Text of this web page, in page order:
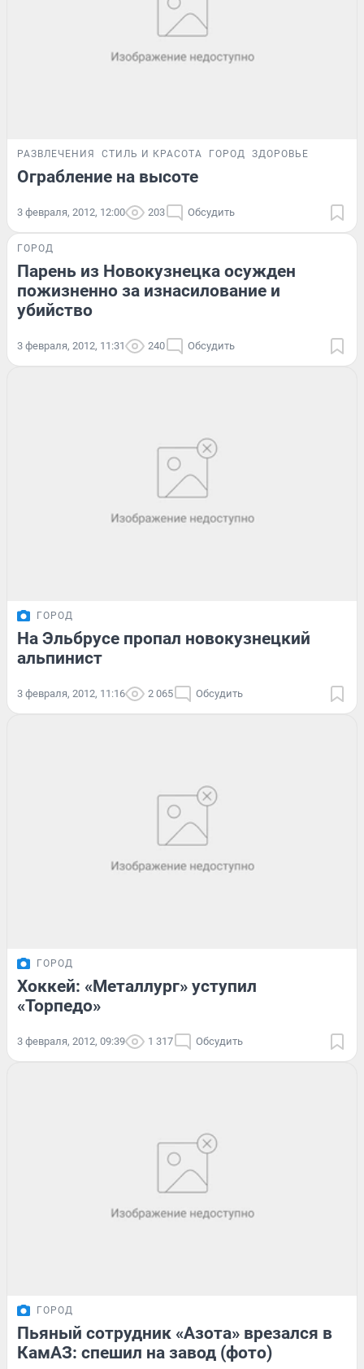
РАЗВЛЕЧЕНИЯ СТИЛЬ И КРАСОТА ГОРОД ЗДОРОВЬЕ
Ограбление на высоте
3 февраля, 2012, 12:00 203 Обсудить
ГОРОД
Парень из Новокузнецка осужден
пожизненно за изнасилование и
убийство
3 февраля, 2012, 11:31 240 Обсудить
ГОРОД
На Эльбрусе пропал новокузнецкий
альпинист
3 февраля, 2012, 11:16 2 065 Обсудить
ГОРОД
Хоккей: «Металлург» уступил
«Торпедо»
3 февраля, 2012, 09:39 1 317 Обсудить
ГОРОД
Пьяный сотрудник «Азота» врезался в
КамАЗ: спешил на завод (фото)